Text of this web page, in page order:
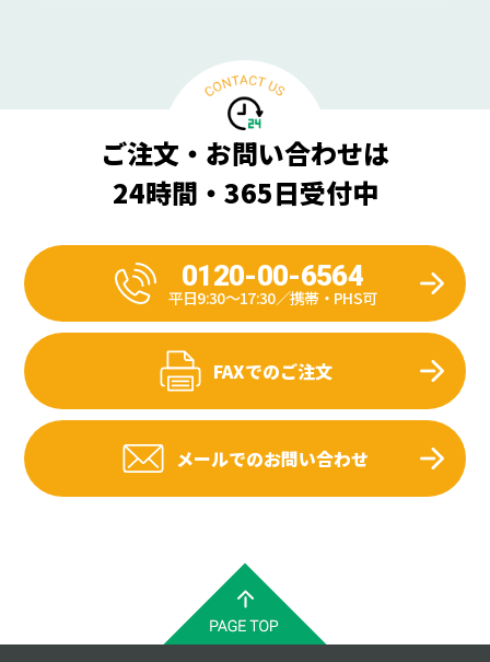
ご注文・お問い合わせは
24時間・365日受付中
0120-00-6564
平日9:30〜17:30／携帯・PHS可
FAXでのご注文
メールでのお問い合わせ